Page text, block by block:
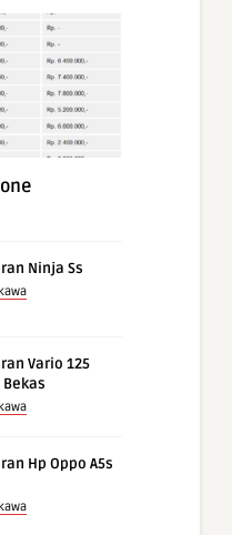
Ninja Ss
Vario 125
Bekas
Hp Oppo A5s